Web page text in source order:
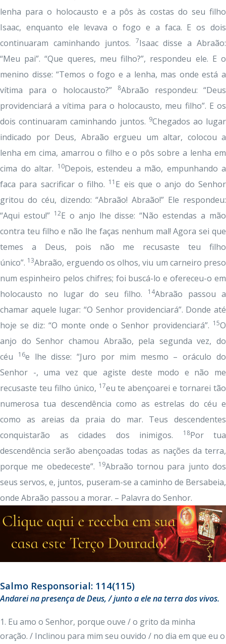
lenha para o holocausto e a pôs às costas do seu filho
Isaac, enquanto ele levava o fogo e a faca. E os dois
continuaram caminhando juntos.
7Isaac disse a Abraão:
“Meu pai”. “Que queres, meu filho?”, respondeu ele. E o
menino disse: “Temos o fogo e a lenha, mas onde está a
vítima para o holocausto?”
8Abraão respondeu: “Deus
providenciará a vítima para o holocausto, meu filho”. E os
dois continuaram caminhando juntos. 9Chegados ao lugar
indicado por Deus, Abraão ergueu um altar, colocou a
lenha em cima, amarrou o filho e o pôs sobre a lenha em
cima do altar. 10Depois, estendeu a mão, empunhando a
faca para sacrificar o filho. 11 E eis que o anjo do Senhor
gritou do céu, dizendo: “Abraão! Abraão!” Ele respondeu:
“Aqui estou!” 12E o anjo lhe disse: “Não estendas a mão
contra teu filho e não lhe faças nenhum mal! Agora sei que
temes a Deus, pois não me recusaste teu filho
único”. 13Abraão, erguendo os olhos, viu um carneiro preso
num espinheiro pelos chifres; foi buscá-lo e ofereceu-o em
holocausto no lugar do seu filho.
14Abraão passou a
chamar aquele lugar: “O Senhor providenciará”. Donde até
hoje se diz: “O monte onde o Senhor providenciará”. 15O
anjo do Senhor chamou Abraão, pela segunda vez, do
céu
16e lhe disse: “Juro por mim mesmo – oráculo do
Senhor -, uma vez que agiste deste modo e não me
recusaste teu filho único, 17eu te abençoarei e tornarei tão
numerosa tua descendência como as estrelas do céu e
como as areias da praia do mar. Teus descendentes
conquistarão as cidades dos inimigos.
18Por tua
descendência serão abençoadas todas as nações da terra,
porque me obedeceste”. 19Abraão tornou para junto dos
seus servos, e, juntos, puseram-se a caminho de Bersabeia,
onde Abraão passou a morar. – Palavra do Senhor.
Salmo Responsorial: 114(115)
Andarei na presença de Deus, / junto a ele na terra dos vivos.
1. Eu amo o Senhor, porque ouve / o grito da minha
oração. / Inclinou para mim seu ouvido / no dia em que eu o